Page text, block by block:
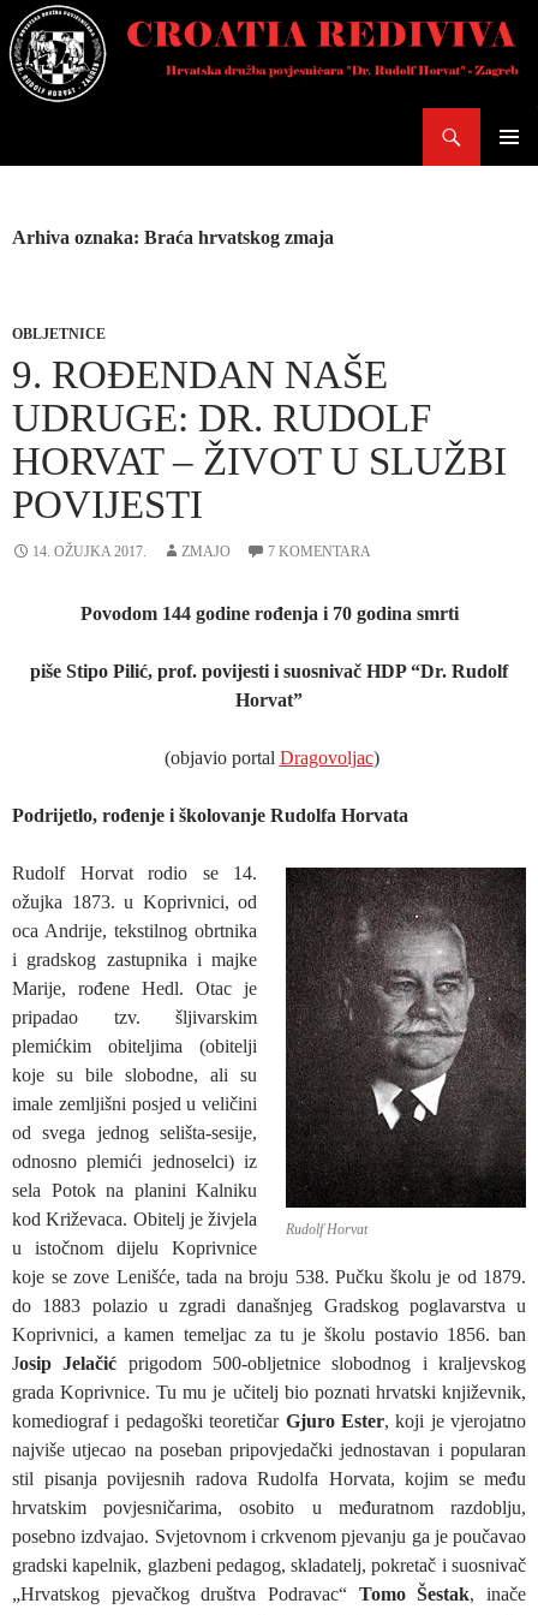
Skoči
do
sadržaja
Arhiva oznaka: Braća hrvatskog zmaja
OBLJETNICE
9. ROĐENDAN NAŠE
UDRUGE: DR. RUDOLF
HORVAT – ŽIVOT U SLUŽBI
POVIJESTI
14. OŽUJKA 2017. ZMAJO 7 KOMENTARA
Povodom 144 godine rođenja i 70 godina smrti
piše Stipo Pilić, prof. povijesti i suosnivač HDP “Dr. Rudolf
Horvat”
(objavio portal Dragovoljac)
Podrijetlo, rođenje i školovanje Rudolfa Horvata
Rudolf Horvat
Rudolf Horvat rodio se 14.
ožujka 1873. u Koprivnici, od
oca Andrije, tekstilnog obrtnika
i gradskog zastupnika i majke
Marije, rođene Hedl. Otac je
pripadao tzv. šljivarskim
plemićkim obiteljima (obitelji
koje su bile slobodne, ali su
imale zemljišni posjed u veličini
od svega jednog selišta-sesije,
odnosno plemići jednoselci) iz
sela Potok na planini Kalniku
kod Križevaca. Obitelj je živjela
u istočnom dijelu Koprivnice
koje se zove Lenišće, tada na broju 538. Pučku školu je od 1879.
do 1883 polazio u zgradi današnjeg Gradskog poglavarstva u
Koprivnici, a kamen temeljac za tu je školu postavio 1856. ban
Josip Jelačić prigodom 500-obljetnice slobodnog i kraljevskog
grada Koprivnice. Tu mu je učitelj bio poznati hrvatski književnik,
komediograf i pedagoški teoretičar Gjuro Ester, koji je vjerojatno
najviše utjecao na poseban pripovjedački jednostavan i popularan
stil pisanja povijesnih radova Rudolfa Horvata, kojim se među
hrvatskim povjesničarima, osobito u međuratnom razdoblju,
posebno izdvajao. Svjetovnom i crkvenom pjevanju ga je poučavao
gradski kapelnik, glazbeni pedagog, skladatelj, pokretač i suosnivač
„Hrvatskog pjevačkog društva Podravac“ Tomo Šestak, inače